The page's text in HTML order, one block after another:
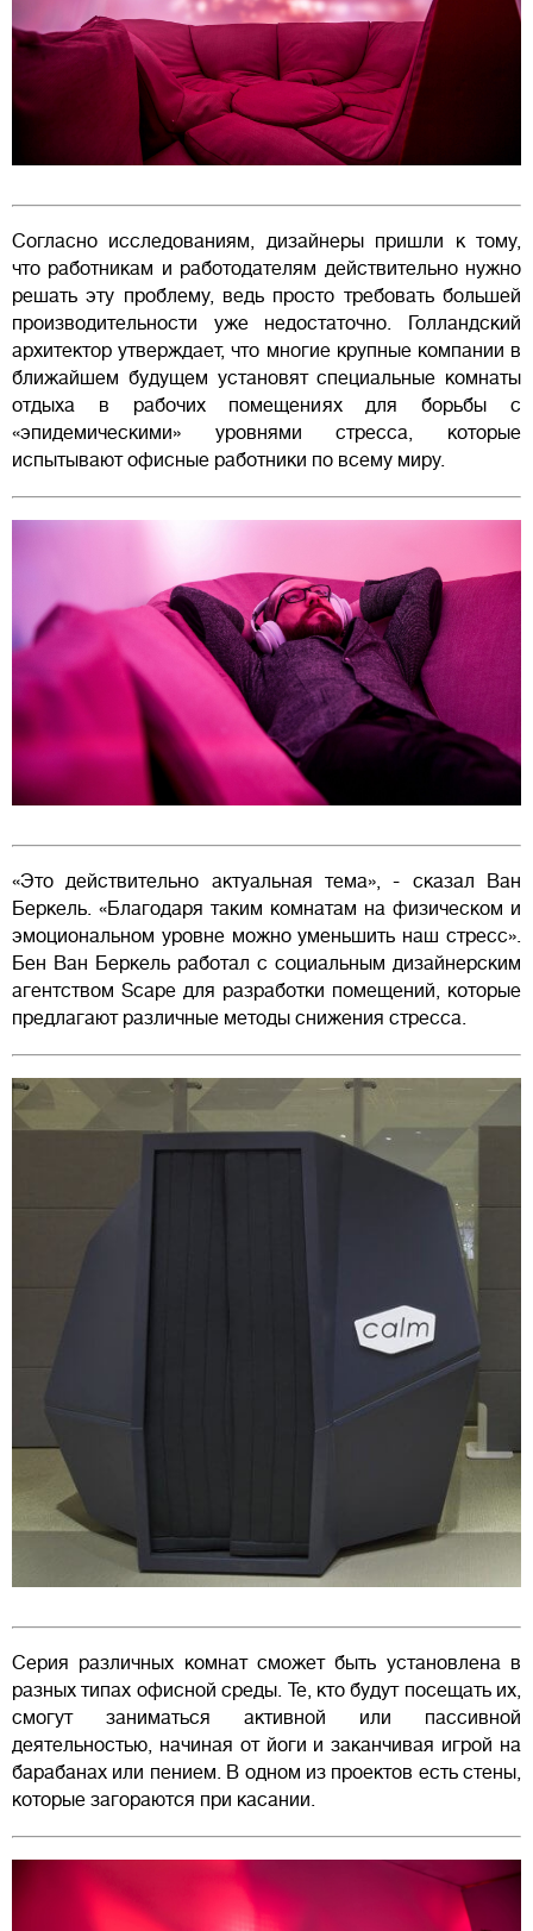
Согласно исследованиям, дизайнеры пришли к тому,
что работникам и работодателям действительно нужно
решать эту проблему, ведь просто требовать большей
производительности уже недостаточно. Голландский
архитектор утверждает, что многие крупные компании в
ближайшем будущем установят специальные комнаты
отдыха в рабочих помещениях для борьбы с
«эпидемическими» уровнями стресса, которые
испытывают офисные работники по всему миру.
«Это действительно актуальная тема», - сказал Ван
Беркель. «Благодаря таким комнатам на физическом и
эмоциональном уровне можно уменьшить наш стресс».
Бен Ван Беркель работал с социальным дизайнерским
агентством Scape для разработки помещений, которые
предлагают различные методы снижения стресса.
Серия различных комнат сможет быть установлена в
разных типах офисной среды. Те, кто будут посещать их,
смогут заниматься активной или пассивной
деятельностью, начиная от йоги и заканчивая игрой на
барабанах или пением. В одном из проектов есть стены,
которые загораются при касании.